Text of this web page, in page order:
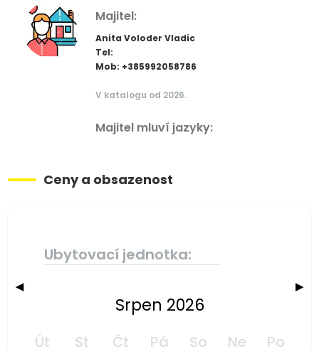
Majitel:
Anita Voloder Vladic
Tel:
Mob: +385992058786
V katalogu od 2026.
Majitel mluví jazyky:
Ceny a obsazenost
Ubytovací jednotka:
◀ ▶
Srpen 2026
Út St Čt Pá So Ne Po